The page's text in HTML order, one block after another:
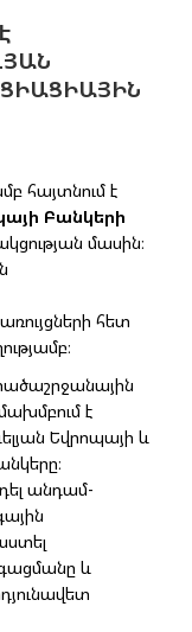
հայտնում է
Բանկերի
մասին։
հետ
է
Եվրոպայի և
անդամ-
և